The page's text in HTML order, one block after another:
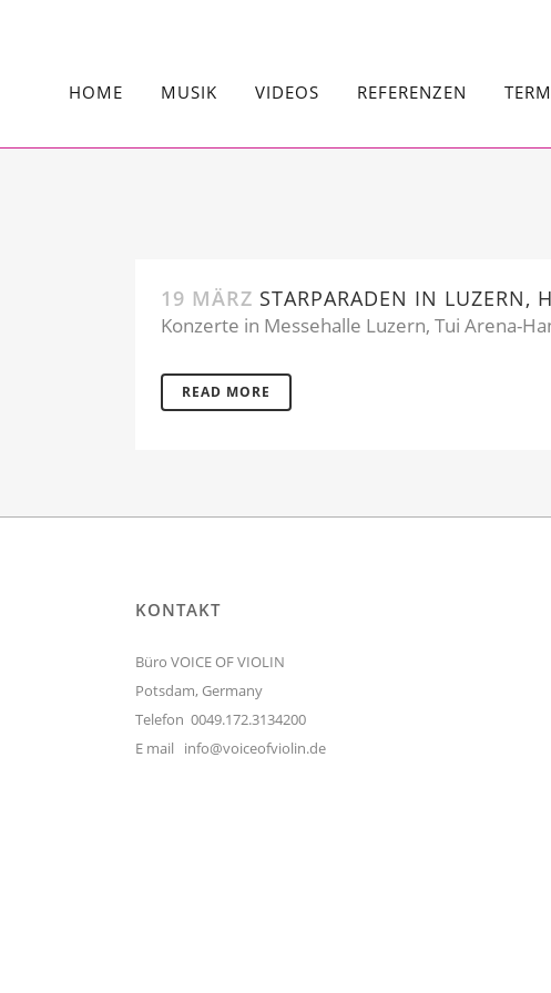
HOME MUSIK VIDEOS REFERENZEN
19 MÄRZ STARPARADEN IN LUZERN,
Konzerte in Messehalle Luzern, Tui Arena-
READ MORE
KONTAKT
Büro VOICE OF VIOLIN
Potsdam, Germany
Telefon 0049.172.3134200
E mail info@voiceofviolin.de